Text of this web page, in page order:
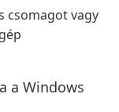
csomagot vagy
a Windows